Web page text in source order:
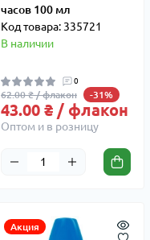
часов 100 мл
Код товара: 335721
В наличии
0
62.00 ₴ / флакон -31%
43.00 ₴ / флакон
Оптом и в розницу
Акция